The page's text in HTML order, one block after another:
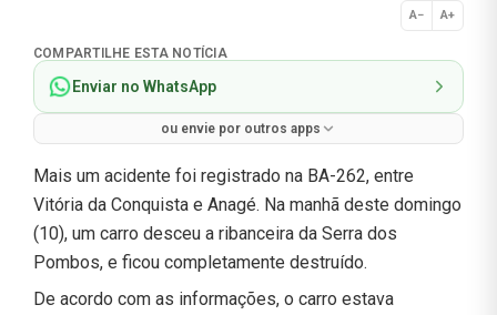
A− A+
Normal
COMPARTILHE ESTA NOTÍCIA
Enviar no WhatsApp
ou envie por outros apps
Mais um acidente foi registrado na BA-262, entre
Vitória da Conquista e Anagé. Na manhã deste domingo
(10), um carro desceu a ribanceira da Serra dos
Pombos, e ficou completamente destruído.
De acordo com as informações, o carro estava